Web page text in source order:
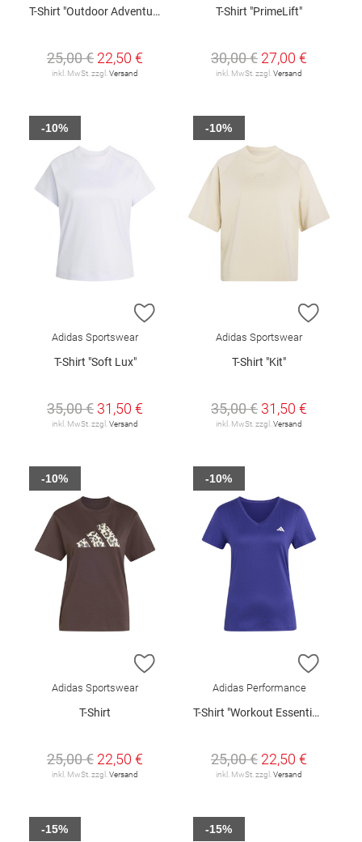
T-Shirt "Outdoor Adventure"
25,00 € 22,50 €
inkl. MwSt. zzgl.Versand
T-Shirt "PrimeLift"
30,00 € 27,00 €
inkl. MwSt. zzgl.Versand
ZUR WUNSCHLISTE HINZUFÜGEN
Adidas Sportswear
T-Shirt "Soft Lux"
35,00 € 31,50 €
inkl. MwSt. zzgl.Versand
-10%
ZUR
Adidas Sportswear
T-Shirt "Kit"
35,00 € 31,50 €
inkl. MwSt. zzgl.Versand
-10%
ZUR WUNSCHLISTE HINZUFÜGEN
Adidas Sportswear
T-Shirt
25,00 € 22,50 €
inkl. MwSt. zzgl. Versand
-10%
ZUR
Adidas Performance
T-Shirt "Workout Essentials"
25,00 € 22,50 €
inkl. MwSt. zzgl. Versand
-10%
-15% -15%